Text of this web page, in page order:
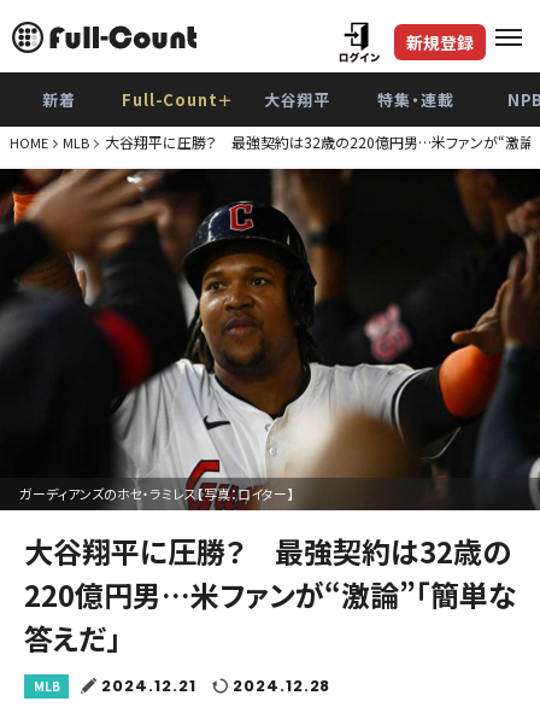
新規登録
新着 Full-Count＋ 大谷翔平 特集・連載
HOME MLB 大谷翔平に圧勝？ 最強契約は32歳の220億円男…米ファンが“激論”
ガーディアンズのホセ・ラミレス【写真：ロイター】
大谷翔平に圧勝？ 最強契約は32歳の
220億円男…米ファンが“激論”「簡単な
答えだ」
MLB 2024.12.21 2024.12.28